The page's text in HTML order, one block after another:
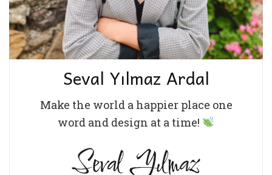
Seval Yılmaz Ardal
Make the world a happier place one
word and design at a time!